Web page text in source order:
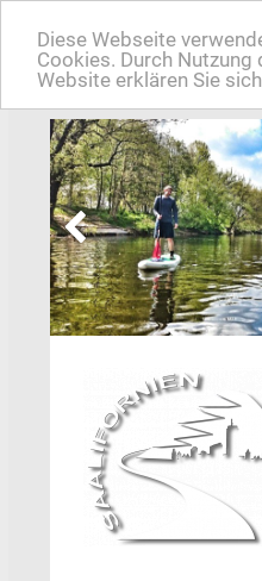
Diese Webseite
Cookies. Durch Nutzung
Website erklären Sie